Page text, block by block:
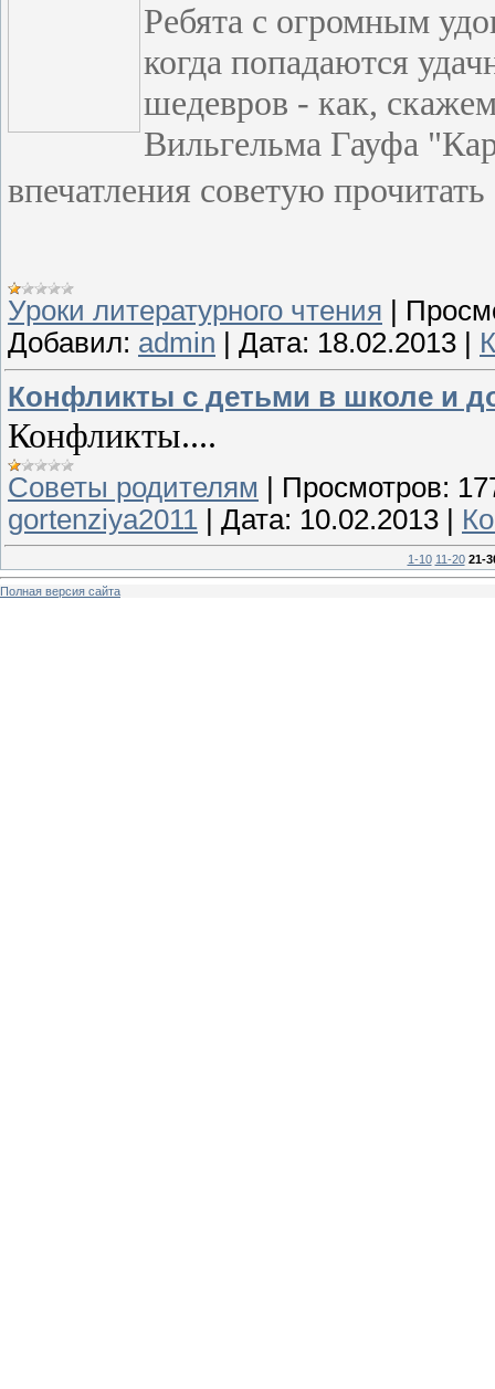
Ребята с огромным
когда попадаются
шедевров - как,
Вильгельма Гауфа
впечатления советую
Уроки литературного чтения
Добавил: admin Дата: 18.02.2013
Конфликты с детьми в школе и
Конфликты....
Советы родителям | Просмотров:
gortenziya2011 | Дата: 10.02.2013 |
1-10 11-20 21-
Полная версия сайта